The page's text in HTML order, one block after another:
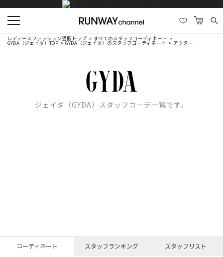
レディースファッション通販トップ すべてのスタッフコーディネート
GYDA（ジェイダ）TOP GYDA（ジェイダ）のスタッフコーディネート アウター
ジェイダ（GYDA）スタッフコーデ一覧です。
コーディネート スタッフランキング スタッフリスト